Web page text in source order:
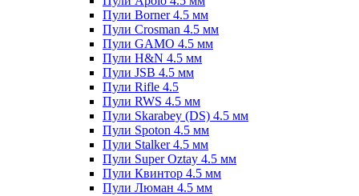
Пули Borner 4.5 мм
Пули Crosman 4.5 мм
Пули GAMO 4.5 мм
Пули H&N 4.5 мм
Пули JSB 4.5 мм
Пули Rifle 4.5
Пули RWS 4.5 мм
Пули Skarabey (DS) 4.5 мм
Пули Spoton 4.5 мм
Пули Stalker 4.5 мм
Пули Super Oztay 4.5 мм
Пули Квинтор 4.5 мм
Пули Люман 4.5 мм